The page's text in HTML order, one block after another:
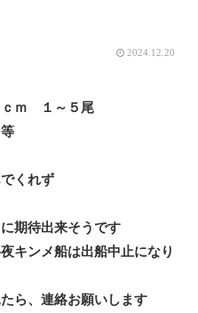
2024.12.20
ｍ １～５尾
くれず
期待出来そうです
キンメ船は出船中止になり
ら、連絡お願いします